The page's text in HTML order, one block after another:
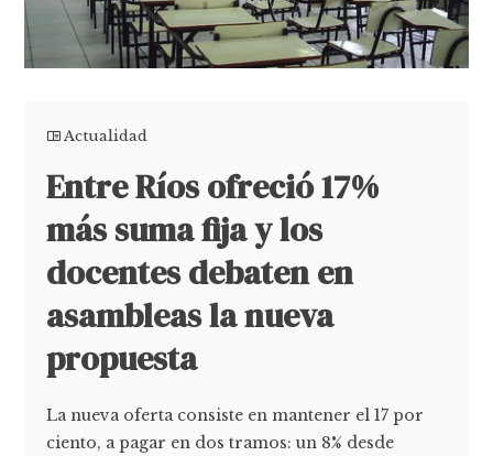
Actualidad
Entre Ríos ofreció 17%
más suma fija y los
docentes debaten en
asambleas la nueva
propuesta
La nueva oferta consiste en mantener el 17 por
ciento, a pagar en dos tramos: un 8% desde